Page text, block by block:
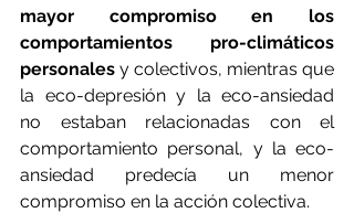
mayor compromiso en los
comportamientos pro-climáticos
personales y colectivos, mientras que
la eco-depresión y la eco-ansiedad
no estaban relacionadas con el
comportamiento personal, y la eco-
ansiedad predecía un menor
compromiso en la acción colectiva.